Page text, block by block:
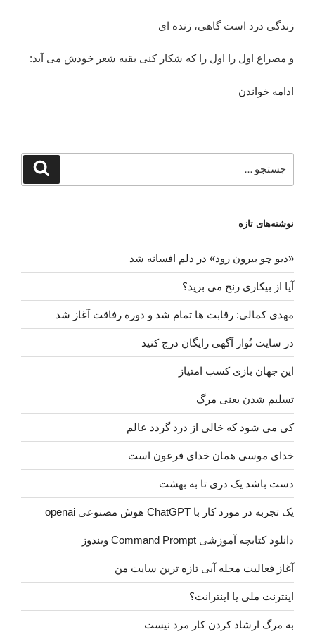
زندگی درد است گاهی، زنده ای
و مصراع اول را اول را که شکار کنی بقیه شعر خودش می آید:
ادامه خواندن
برای
جستجو
نوشته‌های تازه
«دیو چو بیرون رود» در دلم افسانه شد
آیا از بیکاری رنج می برید؟
مهدی کمالی: رقابت ها تمام شد و دوره رفاقت آغاز شد
در سایت تُوار آگهی رایگان درج کنید
این جهان بازی کسب امتیاز
تسلیم شدن یعنی مرگ
کی می شود که خالی از درد گردد عالم
خدای موسی همان خدای فرعون است
دست باشد یک دری تا به بهشت
یک تجربه در مورد کار با ChatGPT هوش مصنوعی openai
دانلود کتابچه آموزشی Command Prompt ویندوز
آغاز فعالیت مجله آبی تازه ترین سایت من
اینترنت ملی یا اینترانت؟
به مرگ ارشاد کردن کار مرد نیست